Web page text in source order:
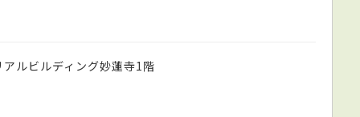
ルビルディング妙蓮寺1階